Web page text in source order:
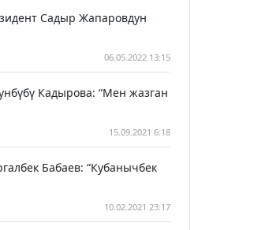
Садыр Жапаровдун
06.05.2022 13:15
Кадырова: “Мен жазган
15.09.2021 6:18
Бабаев: “Кубанычбек
10.02.2021 23:17